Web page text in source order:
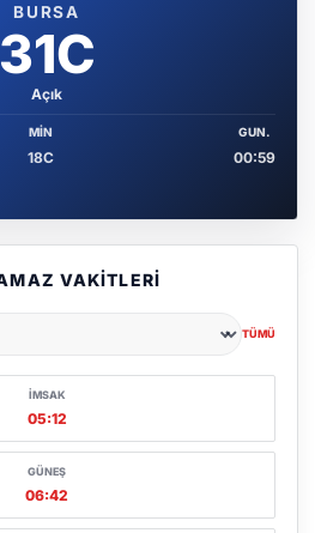
BURSA
31C
Açık
MIN
18C
GUN.
00:59
VAKITLERI
TÜMÜ
İMSAK
05:12
GÜNEŞ
06:42